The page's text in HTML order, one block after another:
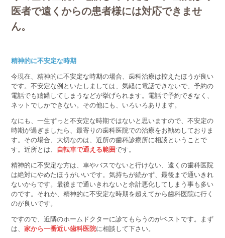
医者で遠くからの患者様には対応できませ
ん。
精神的に不安定な時期
今現在、精神的に不安定な時期の場合、歯科治療は控えたほうが良い
です。不安定な例といたしましては、気軽に電話できないで、予約の
電話でも躊躇してしまうなどが挙げられます。電話で予約できなく、
ネットでしかできない。その他にも、いろいろあります。
なにも、一生ずっと不安定な時期ではないと思いますので、不安定の
時期が過ぎましたら、最寄りの歯科医院での治療をお勧めしておりま
す。その場合、大切なのは、近所の歯科診療所に相談ということで
す。近所とは、 自転車で通える範囲です。
精神的に不安定な方は、車やバスでないと行けない、遠くの歯科医院
は絶対にやめたほうがいいです。気持ちが続かず、最後まで通いきれ
ないからです。最後まで通いきれないと余計悪化してしまう事も多い
のです。それか、精神的に不安定な時期を超えてから歯科医院に行く
のが良いです。
ですので、近隣のホームドクターに診てもらうのがベストです。まず
は、家から一番近い歯科医院に相談して下さい。